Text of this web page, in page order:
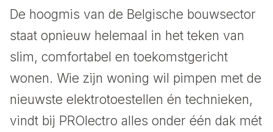
‍De hoogmis van de Belgische bouwsector
staat opnieuw helemaal in het teken van
slim, comfortabel en toekomstgericht
wonen. Wie zijn woning wil pimpen met de
nieuwste elektrotoestellen én technieken,
vindt bij PROlectro alles onder één dak mét